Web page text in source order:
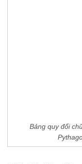
Bảng quy đổi